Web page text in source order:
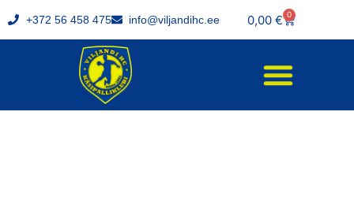
+372 56 458 475 info@viljandihc.ee 0,00 € 0